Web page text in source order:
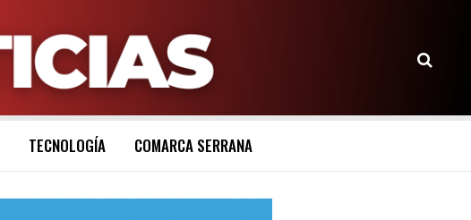
TECNOLOGÍA COMARCA SERRANA